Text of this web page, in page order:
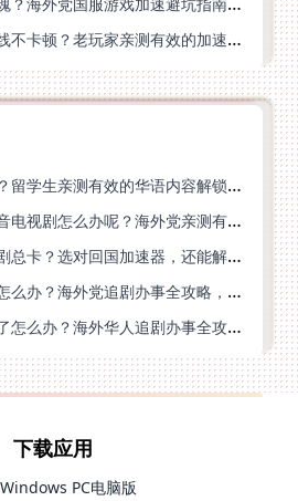
在欧洲怎么玩穿越火线不卡顿？老玩家亲测有效的加速器选择指南
海外怎么听酷我畅听？留学生亲测有效的华语内容解锁指南
在国外看不了央视影音电视剧怎么办呢？海外党亲测有效的回国加速方案
海外华人看国内电视剧总卡？选对回国加速器，还能解决菲律宾打不开反诈中心的问题
探花在比利时用不了怎么办？海外党追剧办事全攻略，选对加速器就够了
番茄小说在老挝用不了怎么办？海外华人追剧办事全攻略（附实用工具推荐）
下载应用
PC电脑版